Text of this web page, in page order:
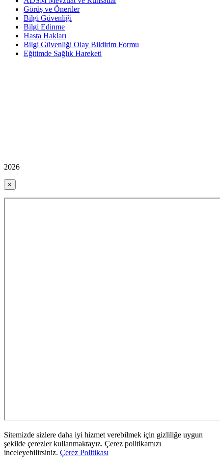
Görüş ve Öneriler
Bilgi Güvenliği
Bilgi Edinme
Hasta Hakları
Bilgi Güvenliği Olay Bildirim Formu
Eğitimde Sağlık Hareketi
2026
×
Sitemizde sizlere daha iyi hizmet verebilmek için gizliliğe uygun
şekilde çerezler kullanmaktayız. Çerez politikamızı
inceleyebilirsiniz. Çerez Politikası